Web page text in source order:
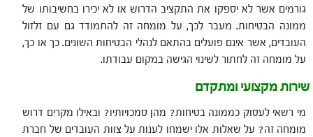
גורמים אשר לא יספקו את התקציב הדרוש או לא יכירו בחשיבותו של
ממונה הבטיחות. מעבר לכך, על מומחה זה להתמודד גם עם זלזול
העובדים, אשר אינם פועלים בהתאם לנהלי הבטיחות השונים. כך או כך,
על מומחה זה לחתור לשינוי הגישה במקום עבודתו.
שירות מקצועי ומתקדם
מי רשאי לעסוק כממונה בטיחות? מהן סמכויותיו? ובאילו מקרים דרוש
מומחה זה? על שאלות אלו ישמחו לענות על צוות העובדים של חברת